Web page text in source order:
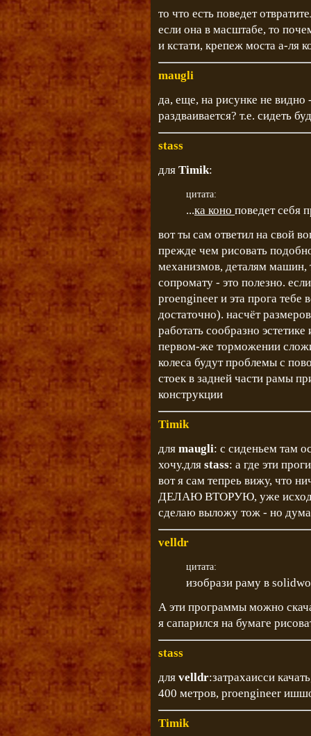
то что есть поведет
если она в масштабе, то
и кстати, крепеж моста а-ля
maugli
да, еще, на рисунке не видно
раздваивается? т.е. сидеть
stass
для Timik:
цитата:
...ка коно поведет себя
вот ты сам ответил на свой
прежде чем рисовать
механизмов, деталям машин,
сопромату - это полезно.
proengineer и эта прога тебе
достаточно). насчёт
работать сообразно
первом-же торможении
колеса будут проблемы с
стоек в задней части рамы
конструкции
Timik
для maugli: с сиденьем там
хочу.для stass: а где эти
вот я сам тепреь вижу, что
ДЕЛАЮ ВТОРУЮ, уже исходя
сделаю выложу тож - но
velldr
цитата:
изобрази раму в
А эти программы можно
я сапарился на бумаге
stass
для velldr:затрахаисси
400 метров, proengineer
Timik